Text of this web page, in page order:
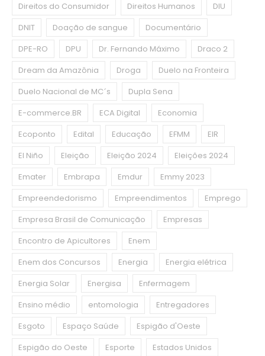
Direitos do Consumidor
Direitos Humanos
DIU
DNIT
Doação de sangue
Documentário
DPE-RO
DPU Dr. Fernando Máximo
Draco 2
Dream da Amazônia
Droga
Duelo na Fronteira
Duelo Nacional de MC´s
Dupla Sena
E-commerce.BR
ECA Digital
Economia
Ecoponto
Edital Educação EFMM
EIR
El Niño
Eleição Eleição 2024
Eleições 2024
Emater
Embrapa Emdur
Emmy 2023
Empreendedorismo
Empreendimentos
Emprego
Empresa Brasil de Comunicação
Empresas
Encontro de Apicultores
Enem
Enem dos Concursos
Energia
Energia elétrica
Energia Solar
Energisa
Enfermagem
Ensino médio
entomologia
Entregadores
Esgoto
Espaço Saúde
Espigão d'Oeste
Espigão do Oeste
Esporte
Estados Unidos